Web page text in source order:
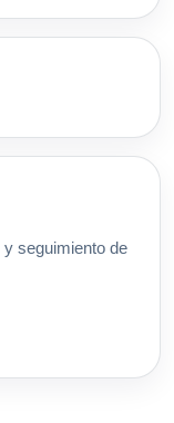
seguimiento de